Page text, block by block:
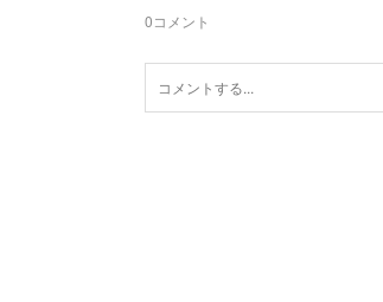
0コメント